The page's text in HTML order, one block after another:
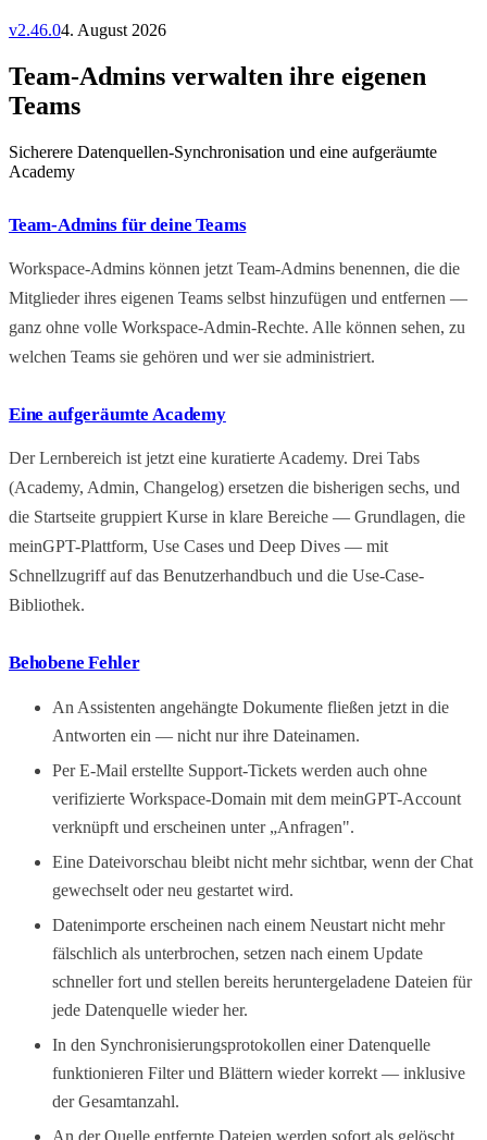
v2.46.04. August 2026
Team-Admins verwalten ihre eigenen
Teams
Sicherere Datenquellen-Synchronisation und eine aufgeräumte
Academy
Team-Admins für deine Teams
Workspace-Admins können jetzt Team-Admins benennen, die die
Mitglieder ihres eigenen Teams selbst hinzufügen und entfernen —
ganz ohne volle Workspace-Admin-Rechte. Alle können sehen, zu
welchen Teams sie gehören und wer sie administriert.
Eine aufgeräumte Academy
Der Lernbereich ist jetzt eine kuratierte Academy. Drei Tabs
(Academy, Admin, Changelog) ersetzen die bisherigen sechs, und
die Startseite gruppiert Kurse in klare Bereiche — Grundlagen, die
meinGPT-Plattform, Use Cases und Deep Dives — mit
Schnellzugriff auf das Benutzerhandbuch und die Use-Case-
Bibliothek.
Behobene Fehler
An Assistenten angehängte Dokumente fließen jetzt in die
Antworten ein — nicht nur ihre Dateinamen.
Per E-Mail erstellte Support-Tickets werden auch ohne
verifizierte Workspace-Domain mit dem meinGPT-Account
verknüpft und erscheinen unter „Anfragen".
Eine Dateivorschau bleibt nicht mehr sichtbar, wenn der Chat
gewechselt oder neu gestartet wird.
Datenimporte erscheinen nach einem Neustart nicht mehr
fälschlich als unterbrochen, setzen nach einem Update
schneller fort und stellen bereits heruntergeladene Dateien für
jede Datenquelle wieder her.
In den Synchronisierungsprotokollen einer Datenquelle
funktionieren Filter und Blättern wieder korrekt — inklusive
der Gesamtanzahl.
An der Quelle entfernte Dateien werden sofort als gelöscht